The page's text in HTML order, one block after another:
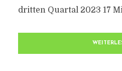
dritten Quartal 2023 17